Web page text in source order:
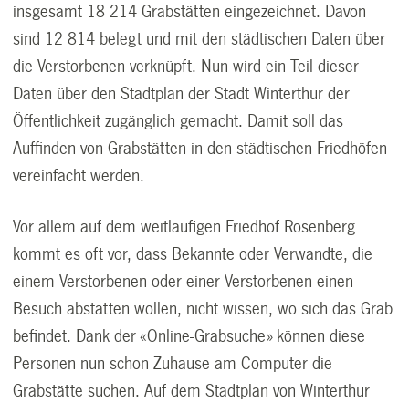
insgesamt 18 214 Grabstätten eingezeichnet. Davon
sind 12 814 belegt und mit den städtischen Daten über
die Verstorbenen verknüpft. Nun wird ein Teil dieser
Daten über den Stadtplan der Stadt Winterthur der
Öffentlichkeit zugänglich gemacht. Damit soll das
Auffinden von Grabstätten in den städtischen Friedhöfen
vereinfacht werden.
Vor allem auf dem weitläufigen Friedhof Rosenberg
kommt es oft vor, dass Bekannte oder Verwandte, die
einem Verstorbenen oder einer Verstorbenen einen
Besuch abstatten wollen, nicht wissen, wo sich das Grab
befindet. Dank der «Online-Grabsuche» können diese
Personen nun schon Zuhause am Computer die
Grabstätte suchen. Auf dem Stadtplan von Winterthur